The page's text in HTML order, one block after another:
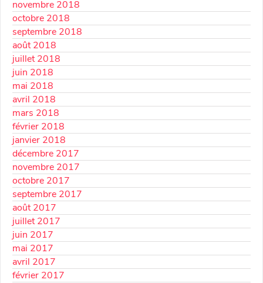
novembre 2018
octobre 2018
septembre 2018
août 2018
juillet 2018
juin 2018
mai 2018
avril 2018
mars 2018
février 2018
janvier 2018
décembre 2017
novembre 2017
octobre 2017
septembre 2017
août 2017
juillet 2017
juin 2017
mai 2017
avril 2017
février 2017